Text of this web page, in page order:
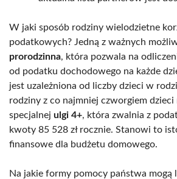
W jaki sposób rodziny wielodzietne
podatkowych? Jedną z ważnych
prorodzinna, która pozwala na
od podatku dochodowego na każde
jest uzależniona od liczby dzieci w
rodziny z co najmniej czworgiem dzieci
specjalnej ulgi 4+, która zwalnia z
kwoty 85 528 zł rocznie. Stanowi to
finansowe dla budżetu domowego.
Na jakie formy pomocy państwa mogą